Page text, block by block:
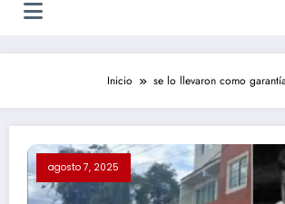
Inicio se lo llevaron como garantía
agosto 7, 2025